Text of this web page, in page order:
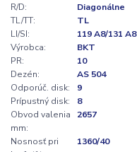
R/D:
Diagonálne
TL/TT:
TL
LI/SI:
119 A8/131 A8
Výrobca:
BKT
PR:
10
Dezén:
AS 504
Odporúč. disk:
9
Prípustný disk:
8
Obvod valenia
mm:
2657
Nosnosť pri
1360/40